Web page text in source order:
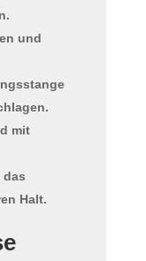
und
mit
das
Halt.